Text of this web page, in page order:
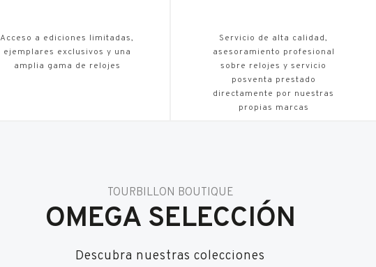
Acceso a ediciones limitadas,
ejemplares exclusivos y una
amplia gama de relojes
Servicio de alta calidad,
asesoramiento profesional
sobre relojes y servicio
posventa prestado
directamente por nuestras
propias marcas
TOURBILLON BOUTIQUE
OMEGA SELECCIÓN
Descubra nuestras colecciones